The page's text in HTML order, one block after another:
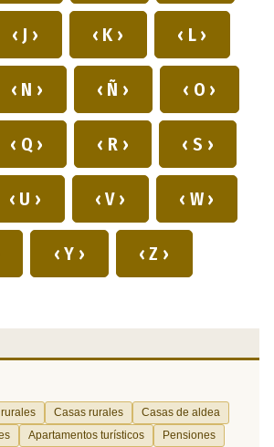
‹ J › ‹ K › ‹ L ›
‹ N › ‹ Ñ › ‹ O ›
‹ Q › ‹ R › ‹ S ›
‹ U › ‹ V › ‹ W ›
‹ Y › ‹ Z ›